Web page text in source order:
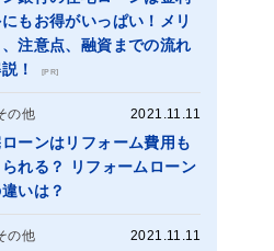
にもお得がいっぱい！メリ
、注意点、融資までの流れ
！
[PR]
の他 2021.11.11
ーンはリフォーム費用も
れる？ リフォームローン
いは？
の他 2021.11.11